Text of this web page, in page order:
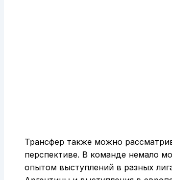
Трансфер также можно
перспективе. В команде немало
опытом выступлений в разных